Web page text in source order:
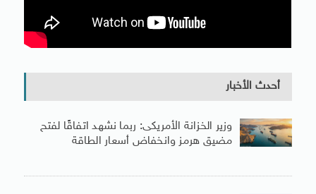
أحدث الأخبار
وزير الخزانة الأمريكى: ربما نشهد اتفاقًا لفتح
مضيق هرمز وانخفاض أسعار الطاقة